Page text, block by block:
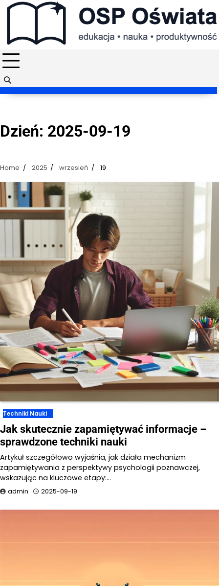
Skip
Dzień: 2025-09-19
Home 2025 wrzesień 19
Techniki Nauki
Jak skutecznie zapamiętywać informacje –
sprawdzone techniki nauki
Artykuł szczegółowo wyjaśnia, jak działa mechanizm
zapamiętywania z perspektywy psychologii poznawczej,
wskazując na kluczowe etapy:…
admin 2025-09-19